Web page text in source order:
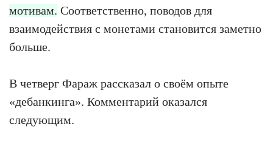
мотивам. Соответственно, поводов для
взаимодействия с монетами становится заметно
больше.
В четверг Фараж рассказал о своём опыте
«дебанкинга». Комментарий оказался
следующим.